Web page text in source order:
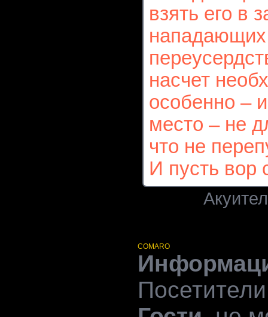
взять его в
нападающих
насчет
особенно –
место – не
что не
И пусть вор
COMARO